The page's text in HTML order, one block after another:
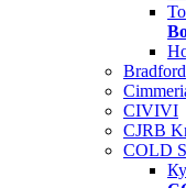
Bradford
CIVIVI
CJRB
COLD